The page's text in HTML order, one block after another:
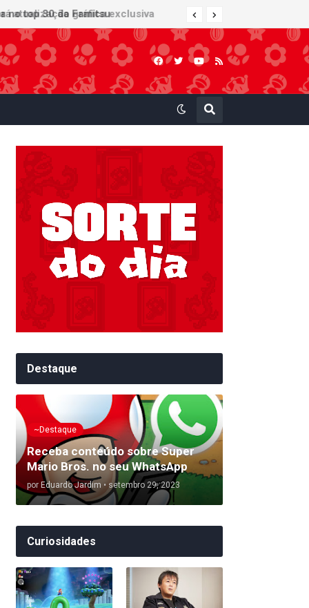
atualização gráfica exclusiva
Destaque
~Destaque
Receba conteúdo sobre Super
Mario Bros. no seu WhatsApp
por Eduardo Jardim • setembro 29, 2023
Curiosidades